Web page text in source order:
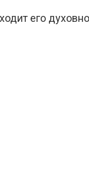
его